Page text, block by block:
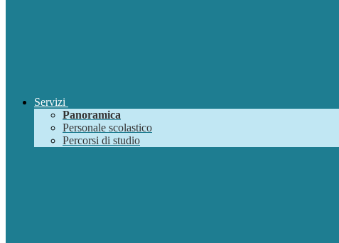
Servizi
Panoramica
Personale scolastico
Percorsi di studio